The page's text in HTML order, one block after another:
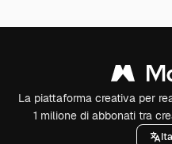
La piattaforma creativa per
1 milione di abbonati tra